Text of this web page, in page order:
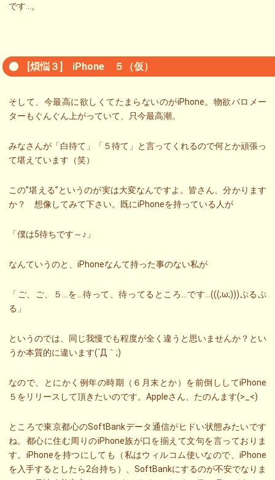
です…。
[煩悩３] iPhone ５（仮）
そして、今最高に欲しくてたまらないのがiPhone。物欲バロメー
ターもぐんぐん上がっていて、只今最高潮。
みなさんが「白待て」「５待て」と言ってくれるので何とか頑張っ
て堪えています（笑）
この”堪える”というのが実は大変なんですよ。皆さん、分かります
か？ 想像してみて下さい。既にiPhoneを持っている人が
「僕は5待ちです～♪」
なんていうのと、iPhoneなんて持った事のない私が
「ご、ご、５…を…待って、待ってるところ…です…(((;ω;)))ぷるぷ
る」
というのでは、同じ我慢でも程度が全く違うと思いませんか？とい
うか本質的に違います(´Д｀;)
なので、とにかく例年の時期（６月末とか）を前倒ししてiPhone
５をリリースして頂きたいのです。Appleさん、たのんます(>_<)
ところで東京都心のSoftBankデータ通信がヒドい状態みたいです
ね。都心に住む周りのiPhone族が口を揃えて文句を言っておりま
す。iPhoneを持つにしても（私はウィルコム使いなので、iPhone
を入手するとしたら2台持ち）、SoftBankにするのが不安でなりま